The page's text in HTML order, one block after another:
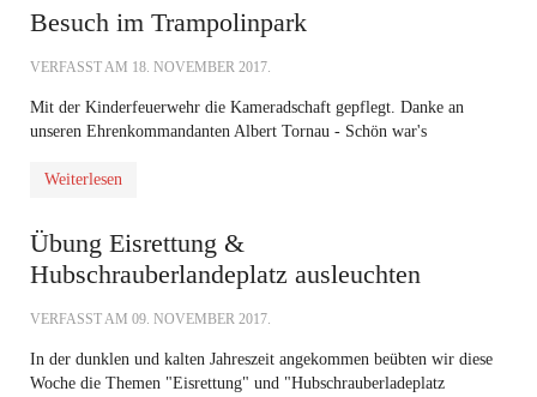
Besuch im Trampolinpark
VERFASST AM 18. NOVEMBER 2017.
Mit der Kinderfeuerwehr die Kameradschaft gepflegt. Danke an
unseren Ehrenkommandanten Albert Tornau - Schön war's
Weiterlesen
Übung Eisrettung &
Hubschrauberlandeplatz ausleuchten
VERFASST AM 09. NOVEMBER 2017.
In der dunklen und kalten Jahreszeit angekommen beübten wir diese
Woche die Themen "Eisrettung" und "Hubschrauberladeplatz